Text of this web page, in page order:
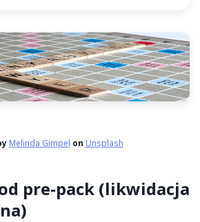
Melinda Gimpel on Unsplash
pre-pack (likwidacja